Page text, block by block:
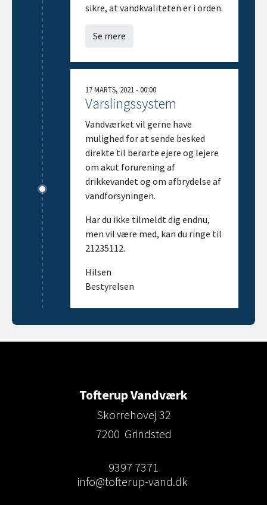
sikre, at vandkvaliteten er i orden.
Se mere
17 MARTS, 2021 - 00:00
Varslingssystem
Vandværket vil gerne have
mulighed for at sende besked
direkte til berørte ejere og lejere
om akut forurening af
drikkevandet og om afbrydelse af
vandforsyningen.
Har du ikke tilmeldt dig endnu,
men vil være med, kan du ringe til
21235112.
Hilsen
Bestyrelsen
Tofterup Vandværk
Skorrehovej 32
7200 Grindsted
9397 7371
info@tofterup-vand.dk